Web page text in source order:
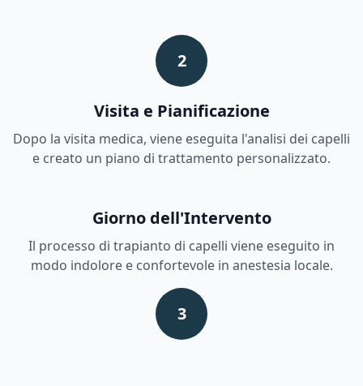
2
Visita e Pianificazione
Dopo la visita medica, viene eseguita l'analisi dei capelli
e creato un piano di trattamento personalizzato.
Giorno dell'Intervento
Il processo di trapianto di capelli viene eseguito in
modo indolore e confortevole in anestesia locale.
3